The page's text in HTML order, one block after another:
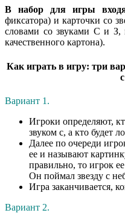
В набор для игры
фиксатора) и карточки со
словами со звуками С и З,
качественного картона).
Как играть в игру: три
Вариант 1.
Игроки определяют,
звуком с, а кто будет
Далее по очереди
ее и называют
правильно, то игрок
Он поймал звезду с
Игра заканчивается,
Вариант 2.